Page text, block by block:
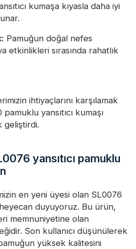
kumaşa kıyasla daha iyi
Pamuğun doğal nefes
etkinlikleri sırasında rahatlık
ihtiyaçlarını karşılamak
yansıtıcı kumaşı
geliştirdi.
yansıtıcı pamuklu
en yeni üyesi olan SL0076
duyuyoruz. Bu ürün,
memnuniyetine olan
Son kullanıcı düşünülerek
yüksek kalitesini